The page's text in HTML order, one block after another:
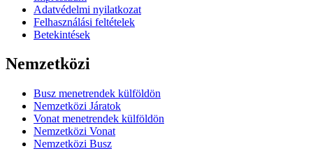
Adatvédelmi nyilatkozat
Felhasználási feltételek
Betekintések
Nemzetközi
Busz menetrendek külföldön
Nemzetközi Járatok
Vonat menetrendek külföldön
Nemzetközi Vonat
Nemzetközi Busz